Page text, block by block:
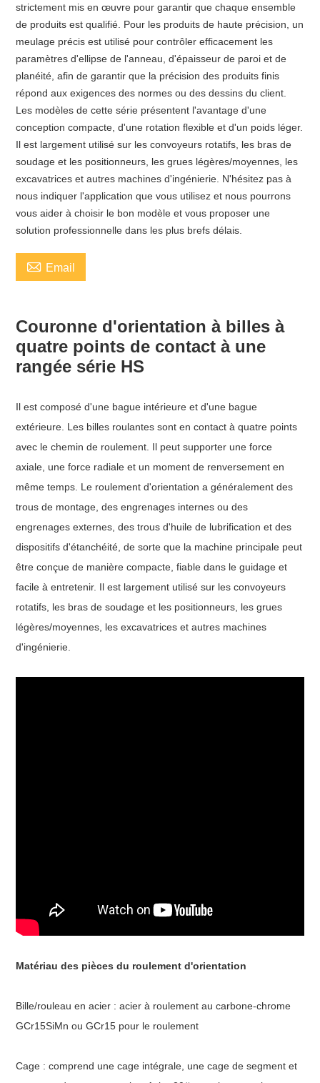
strictement mis en œuvre pour garantir que chaque ensemble
de produits est qualifié. Pour les produits de haute précision, un
meulage précis est utilisé pour contrôler efficacement les
paramètres d'ellipse de l'anneau, d'épaisseur de paroi et de
planéité, afin de garantir que la précision des produits finis
répond aux exigences des normes ou des dessins du client.
Les modèles de cette série présentent l'avantage d'une
conception compacte, d'une rotation flexible et d'un poids léger.
Il est largement utilisé sur les convoyeurs rotatifs, les bras de
soudage et les positionneurs, les grues légères/moyennes, les
excavatrices et autres machines d'ingénierie. N'hésitez pas à
nous indiquer l'application que vous utilisez et nous pourrons
vous aider à choisir le bon modèle et vous proposer une
solution professionnelle dans les plus brefs délais.
 Email
Couronne d'orientation à billes à
quatre points de contact à une
rangée série HS
Il est composé d'une bague intérieure et d'une bague
extérieure. Les billes roulantes sont en contact à quatre points
avec le chemin de roulement. Il peut supporter une force
axiale, une force radiale et un moment de renversement en
même temps. Le roulement d'orientation a généralement des
trous de montage, des engrenages internes ou des
engrenages externes, des trous d'huile de lubrification et des
dispositifs d'étanchéité, de sorte que la machine principale peut
être conçue de manière compacte, fiable dans le guidage et
facile à entretenir. Il est largement utilisé sur les convoyeurs
rotatifs, les bras de soudage et les positionneurs, les grues
légères/moyennes, les excavatrices et autres machines
d'ingénierie.
Matériau des pièces du roulement d'orientation
Bille/rouleau en acier : acier à roulement au carbone-chrome
GCr15SiMn ou GCr15 pour le roulement
Cage : comprend une cage intégrale, une cage de segment et